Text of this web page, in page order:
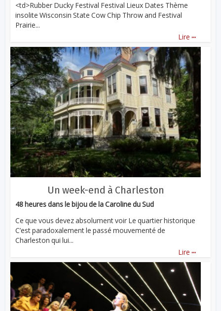
<td>Rubber Ducky Festival Festival Lieux Dates Thème
insolite Wisconsin State Cow Chip Throw and Festival
Prairie...
Lire ...
Un week-end à Charleston
48 heures dans le bijou de la Caroline du Sud
Ce que vous devez absolument voir Le quartier historique
C’est paradoxalement le passé mouvementé de
Charleston qui lui...
Lire ...